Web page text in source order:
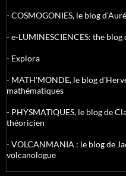
-COSMOGONIES, le blog
-e-LUMINESCIENCES: the
- Explora
- MATH'MONDE, le blog
mathématiques
- PHYSMATIQUES, le blog de
théoricien
-VOLCANMANIA : le blog de
volcanologue